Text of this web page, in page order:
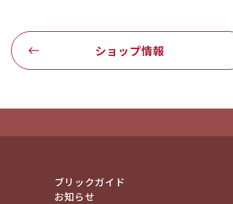
ショップ情報
ブリックガイド
お知らせ